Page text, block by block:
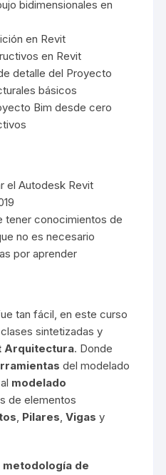
bidimensionales en
en Revit
en Revit
detalle del Proyecto
básicos
Bim desde cero
el Autodesk Revit
tener conocimientos de
no es necesario
por aprender
tan fácil, en este curso
sintetizadas y
Arquitectura. Donde
del modelado
modelado
de elementos
, Pilares,Vigas y
metodología de